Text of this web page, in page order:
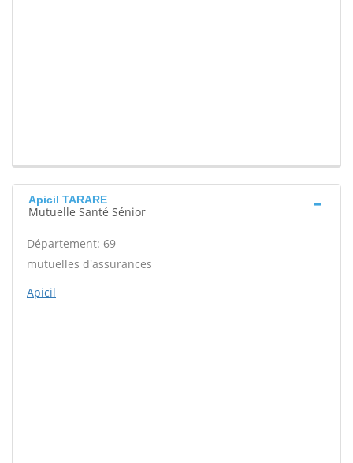
Apicil TARARE
Mutuelle Santé Sénior
Département: 69
mutuelles d'assurances
Apicil